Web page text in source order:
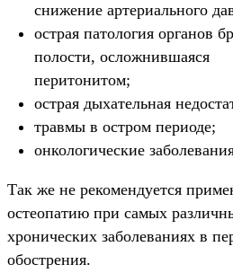
снижение артериального
острая патология органов
полости, осложнившаяся
перитонитом;
острая дыхательная
травмы в остром периоде;
онкологические
Так же не рекомендуется
остеопатию при самых
хронических заболеваниях в
обострения.